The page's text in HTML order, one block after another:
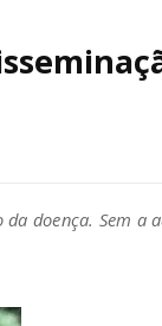
doença. Sem a